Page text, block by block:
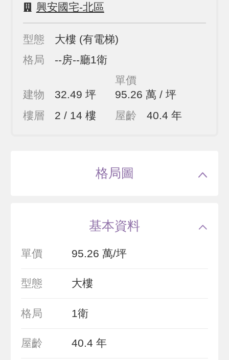
興安國宅-北區
型態 大樓 (有電梯)
格局
--房--廳1衛
建物 32.49 坪
單價
95.26 萬 / 坪
樓層
2 / 14 樓 屋齡 40.4 年
格局圖
基本資料
單價 95.26 萬/坪
型態 大樓
格局 1衛
屋齡 40.4 年